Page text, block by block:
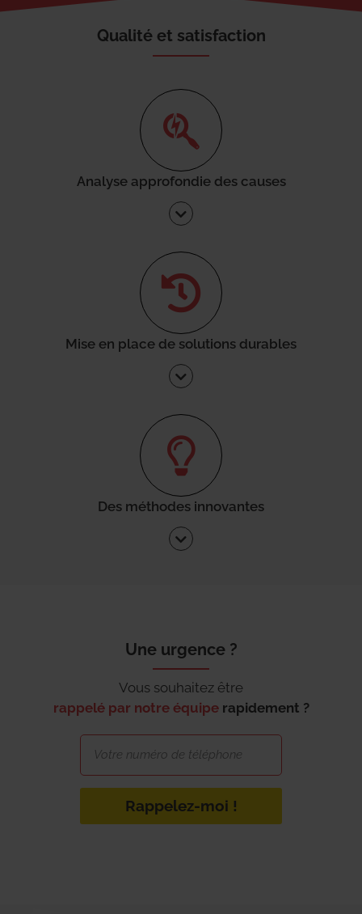
Qualité et satisfaction
Analyse approfondie des causes
Mise en place de solutions durables
Des méthodes innovantes
Une urgence ?
Vous souhaitez être
rappelé par notre équipe rapidement ?
Rappelez-moi !